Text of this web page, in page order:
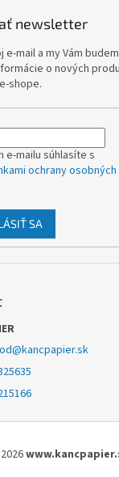
newsletter
e-mail a my Vám
o nových
shope.
e-mailu súhlasíte s
ochrany osobných
SA
@kancpapier.sk